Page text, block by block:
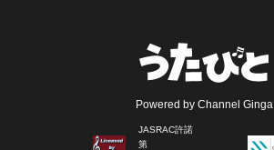
Powered by Channel Ginga
JASRAC許諾
第